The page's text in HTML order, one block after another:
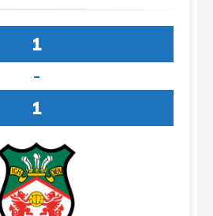
1
-
1